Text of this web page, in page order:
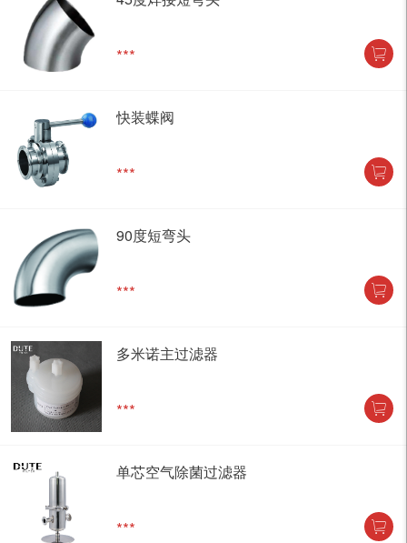
***
快装蝶阀
***
90度短弯头
***
多米诺主过滤器
***
单芯空气除菌过滤器
***